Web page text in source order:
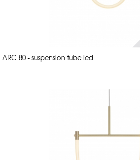
ARC 80 - suspension tube led